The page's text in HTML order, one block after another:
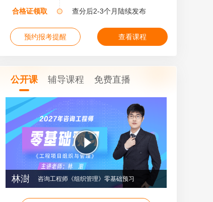
合格证领取 查分后2-3个月陆续发布
预约报考提醒 查看课程
公开课 辅导课程 免费直播
林澍 咨询工程师《组织管理》零基础预习
免费试听